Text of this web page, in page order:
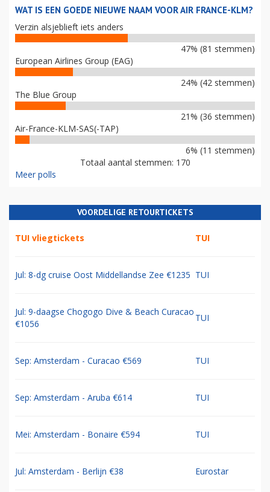
WAT IS EEN GOEDE NIEUWE NAAM VOOR AIR FRANCE-KLM?
Verzin alsjeblieft iets anders
47% (81 stemmen)
European Airlines Group (EAG)
24% (42 stemmen)
The Blue Group
21% (36 stemmen)
Air-France-KLM-SAS(-TAP)
6% (11 stemmen)
Totaal aantal stemmen: 170
Meer polls
VOORDELIGE RETOURTICKETS
TUI vliegtickets TUI
Jul: 8-dg cruise Oost Middellandse Zee €1235 TUI
Jul: 9-daagse Chogogo Dive & Beach Curacao
€1056
TUI
Sep: Amsterdam - Curacao €569 TUI
Sep: Amsterdam - Aruba €614 TUI
Mei: Amsterdam - Bonaire €594 TUI
Jul: Amsterdam - Berlijn €38 Eurostar